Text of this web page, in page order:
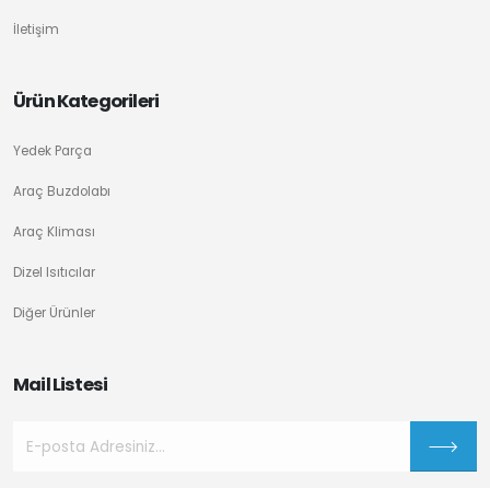
İletişim
Ürün Kategorileri
Yedek Parça
Araç Buzdolabı
Araç Kliması
Dizel Isıtıcılar
Diğer Ürünler
Mail Listesi